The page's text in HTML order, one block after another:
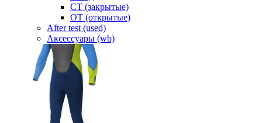
CT (закрытые)
OT (открытые)
After test (used)
Аксессуары (wb)